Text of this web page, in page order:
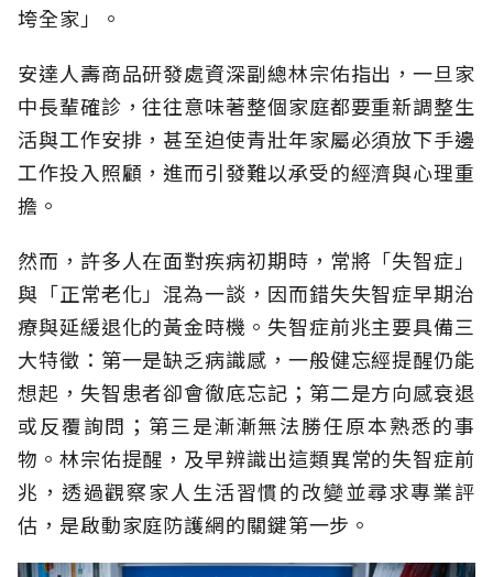
垮全家」。
安達人壽商品研發處資深副總林宗佑指出，一旦家
中長輩確診，往往意味著整個家庭都要重新調整生
活與工作安排，甚至迫使青壯年家屬必須放下手邊
工作投入照顧，進而引發難以承受的經濟與心理重
擔。
然而，許多人在面對疾病初期時，常將「失智症」
與「正常老化」混為一談，因而錯失失智症早期治
療與延緩退化的黃金時機。失智症前兆主要具備三
大特徵：第一是缺乏病識感，一般健忘經提醒仍能
想起，失智患者卻會徹底忘記；第二是方向感衰退
或反覆詢問；第三是漸漸無法勝任原本熟悉的事
物。林宗佑提醒，及早辨識出這類異常的失智症前
兆，透過觀察家人生活習慣的改變並尋求專業評
估，是啟動家庭防護網的關鍵第一步。